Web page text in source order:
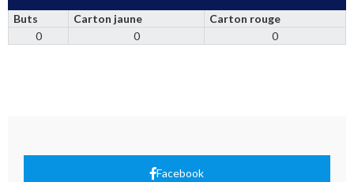
Buts Carton jaune
Carton rouge
0
0 0
Facebook